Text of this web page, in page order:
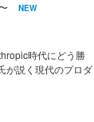
NEW
時代にどう勝
が説く現代のプロダ